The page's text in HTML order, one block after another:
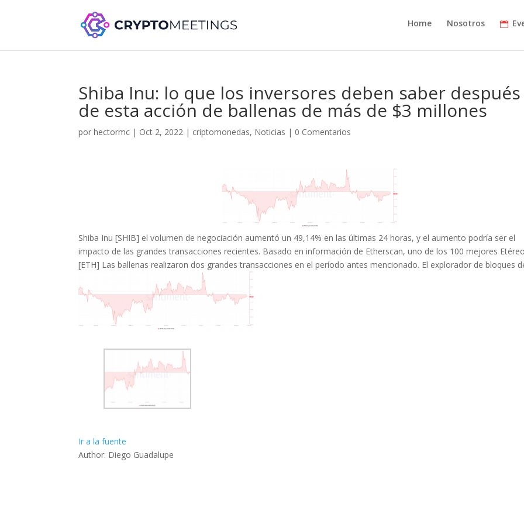
Home Nosotros
Shiba Inu: lo que los inversores deben saber después
de esta acción de ballenas de más de $3 millones
porhectormc | Oct 2, 2022 | criptomonedas, Noticias | 0 Comentarios
Shiba Inu [SHIB] el volumen de negociación aumentó un 49,14% en las últimas 24 horas, y el aumento podría ser el
impacto de las grandes transacciones recientes. Basado en información de Etherscan, uno de los 100 mejores Etéreo
[ETH] Las ballenas realizaron dos grandes transacciones en el período antes mencionado. El explorador de bloques
Ir a la fuente
Author: Diego Guadalupe